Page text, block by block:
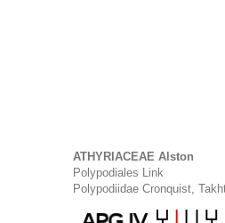
ATHYRIACEAE Alston
Polypodiales Link
Polypodiidae Cronquist,